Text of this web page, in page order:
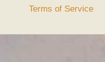
Terms of Service